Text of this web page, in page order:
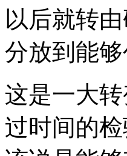
以后就转
分放到能
这是一大
过时间的